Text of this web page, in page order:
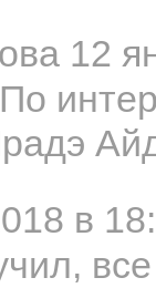
12
в